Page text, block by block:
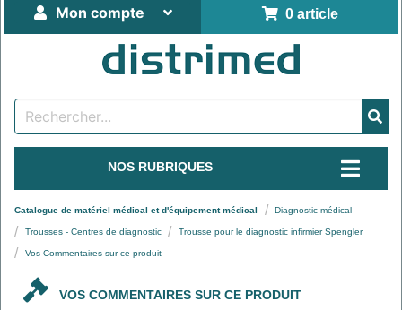
0 article
Mon compte
NOS RUBRIQUES
Catalogue de matériel médical et d'équipement médical Diagnostic médical
Trousses - Centres de diagnostic Trousse pour le diagnostic infirmier Spengler
Vos Commentaires sur ce produit
VOS COMMENTAIRES SUR CE PRODUIT